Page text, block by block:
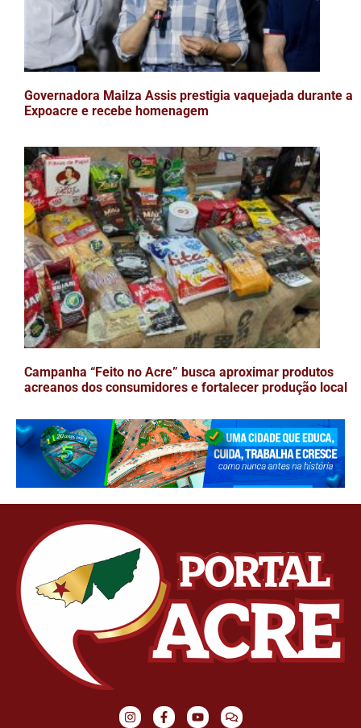
Governadora Mailza Assis prestigia vaquejada durante a
Expoacre e recebe homenagem
Campanha “Feito no Acre” busca aproximar produtos
acreanos dos consumidores e fortalecer produção local